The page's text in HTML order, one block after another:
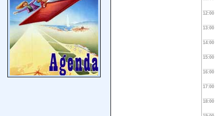
12:00
13:00
14:00
15:00
16:00
17:00
18:00